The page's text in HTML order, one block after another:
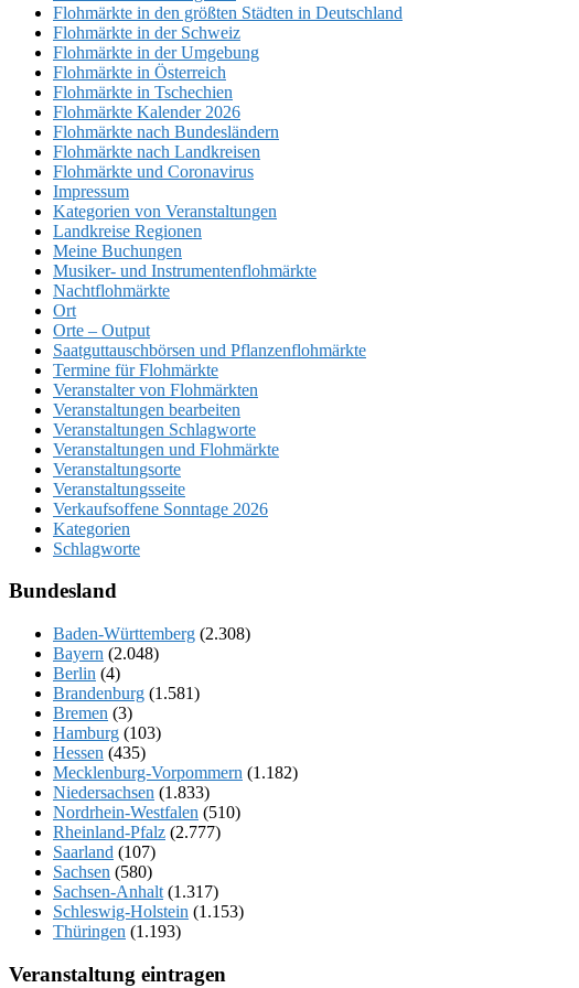
Flohmärkte in den größten Städten in Deutschland
Flohmärkte in der Schweiz
Flohmärkte in der Umgebung
Flohmärkte in Österreich
Flohmärkte in Tschechien
Flohmärkte Kalender 2026
Flohmärkte nach Bundesländern
Flohmärkte nach Landkreisen
Flohmärkte und Coronavirus
Impressum
Kategorien von Veranstaltungen
Landkreise Regionen
Meine Buchungen
Musiker- und Instrumentenflohmärkte
Nachtflohmärkte
Ort
Orte – Output
Saatguttauschbörsen und Pflanzenflohmärkte
Termine für Flohmärkte
Veranstalter von Flohmärkten
Veranstaltungen bearbeiten
Veranstaltungen Schlagworte
Veranstaltungen und Flohmärkte
Veranstaltungsorte
Veranstaltungsseite
Verkaufsoffene Sonntage 2026
Kategorien
Schlagworte
Bundesland
Baden-Württemberg (2.308)
Bayern (2.048)
Berlin (4)
Brandenburg (1.581)
Bremen (3)
Hamburg (103)
Hessen (435)
Mecklenburg-Vorpommern (1.182)
Niedersachsen (1.833)
Nordrhein-Westfalen (510)
Rheinland-Pfalz (2.777)
Saarland (107)
Sachsen (580)
Sachsen-Anhalt (1.317)
Schleswig-Holstein (1.153)
Thüringen (1.193)
Veranstaltung eintragen